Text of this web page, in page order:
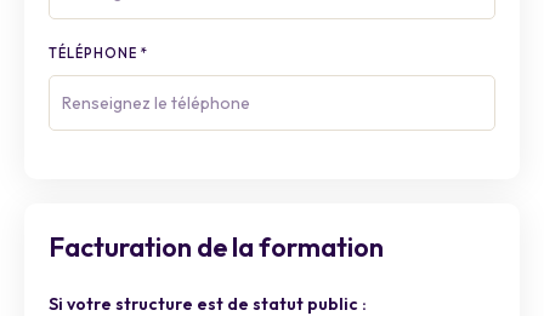
TÉLÉPHONE *
Facturation de la formation
Si votre structure est de statut public :